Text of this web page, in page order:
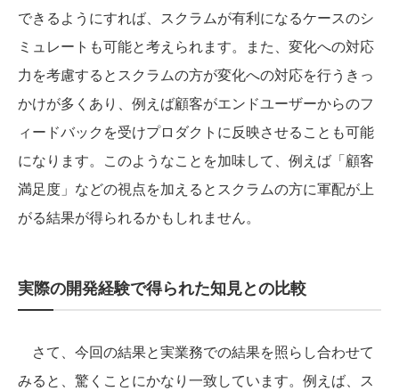
できるようにすれば、スクラムが有利になるケースのシ
ミュレートも可能と考えられます。また、変化への対応
力を考慮するとスクラムの方が変化への対応を行うきっ
かけが多くあり、例えば顧客がエンドユーザーからのフ
ィードバックを受けプロダクトに反映させることも可能
になります。このようなことを加味して、例えば「顧客
満足度」などの視点を加えるとスクラムの方に軍配が上
がる結果が得られるかもしれません。
実際の開発経験で得られた知見との比較
さて、今回の結果と実業務での結果を照らし合わせて
みると、驚くことにかなり一致しています。例えば、ス